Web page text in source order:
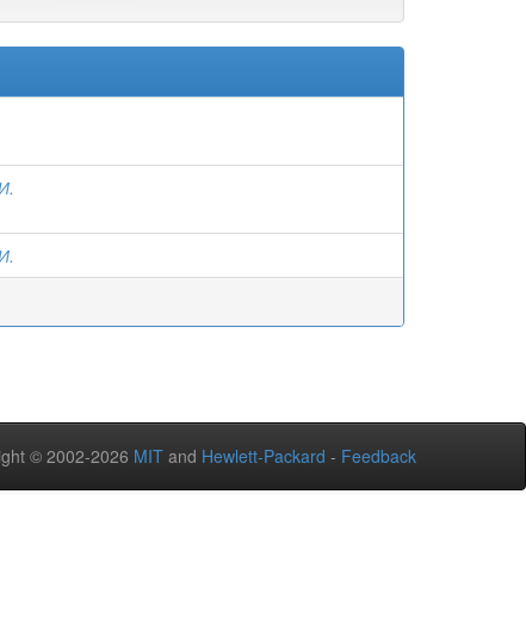
© 2002-2026 MIT and Hewlett-Packard - Feedback